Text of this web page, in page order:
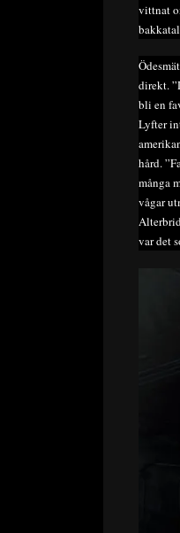
vittnat
direkt.
bli en
Lyfter
hård.
många
vågar
var det